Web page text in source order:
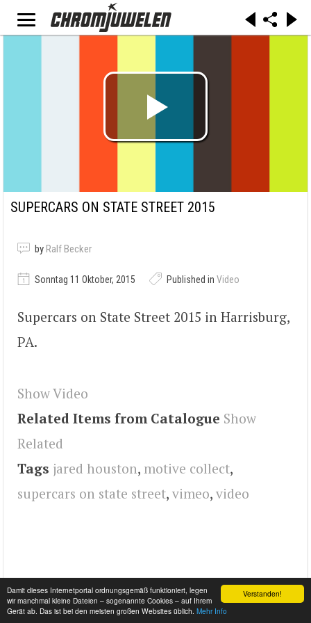
Verstanden!
Damit dieses Internetportal ordnungsgemäß funktioniert, legen
wir manchmal kleine Dateien – sogenannte Cookies – auf Ihrem
Gerät ab. Das ist bei den meisten großen Websites üblich. Mehr Info
SUPERCARS ON STATE STREET 2015
by Ralf Becker
Sonntag 11 Oktober, 2015 Published in Video
Supercars on State Street 2015 in Harrisburg,
PA.
Show Video
Related Items from Catalogue Show
Related
Tags jared houston, motive collect,
supercars on state street, vimeo, video